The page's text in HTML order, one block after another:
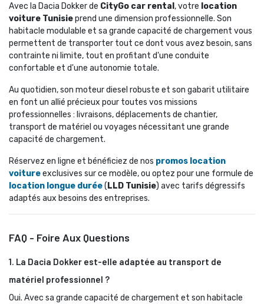
Avec la Dacia Dokker de CityGo car rental , votre location
voiture Tunisieprend une dimension professionnelle. Son
habitacle modulable et sa grande capacité de chargement vous
permettent de transporter tout ce dont vous avez besoin, sans
contrainte ni limite, tout en profitant d'une conduite
confortable et d'une autonomie totale.
Au quotidien, son moteur diesel robuste et son gabarit utilitaire
en font un allié précieux pour toutes vos missions
professionnelles : livraisons, déplacements de chantier,
transport de matériel ou voyages nécessitant une grande
capacité de chargement.
Réservez en ligne et bénéficiez de nos promos location
voitureexclusives sur ce modèle, ou optez pour une formule de
location longue durée( LLD Tunisie) avec tarifs dégressifs
adaptés aux besoins des entreprises.
FAQ - Foire Aux Questions
1. La Dacia Dokker est-elle adaptée au transport de
matériel professionnel ?
Oui. Avec sa grande capacité de chargement et son habitacle